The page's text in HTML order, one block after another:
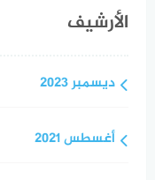
الأرشيف
ديسمبر 2023
أغسطس 2021